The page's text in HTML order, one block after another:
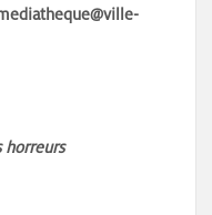
horreurs